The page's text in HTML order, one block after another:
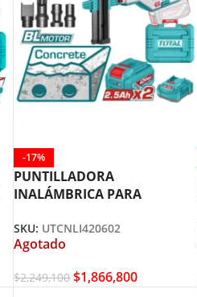
-17%
PUNTILLADORA
INALÁMBRICA PARA
42V + 2 BATERÍAS +
CARGADOR TOTAL
SKU: UTCNLI420602
Agotado
$2,249,100 $1,866,800